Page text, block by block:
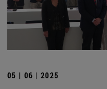
05 | 06 | 2025